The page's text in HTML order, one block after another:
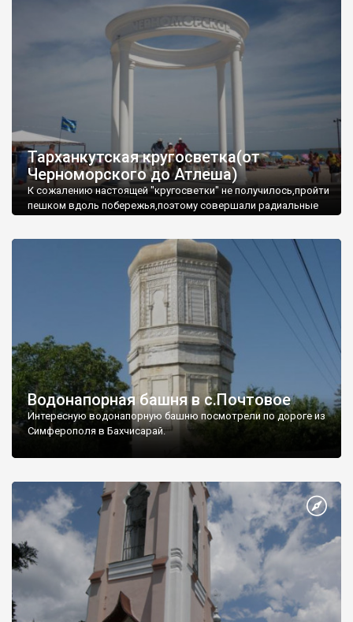
Тарханкутская кругосветка(от
Черноморского до Атлеша)
К сожалению настоящей "кругосветки" не получилось,пройти
пешком вдоль побережья,поэтому совершали радиальные
Водонапорная башня в с.Почтовое
Интересную водонапорную башню посмотрели по дороге из
Симферополя в Бахчисарай.